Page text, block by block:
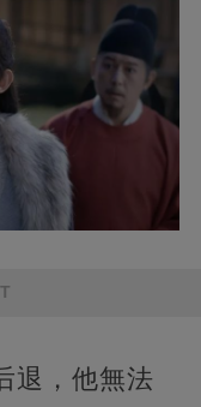
退，他無法